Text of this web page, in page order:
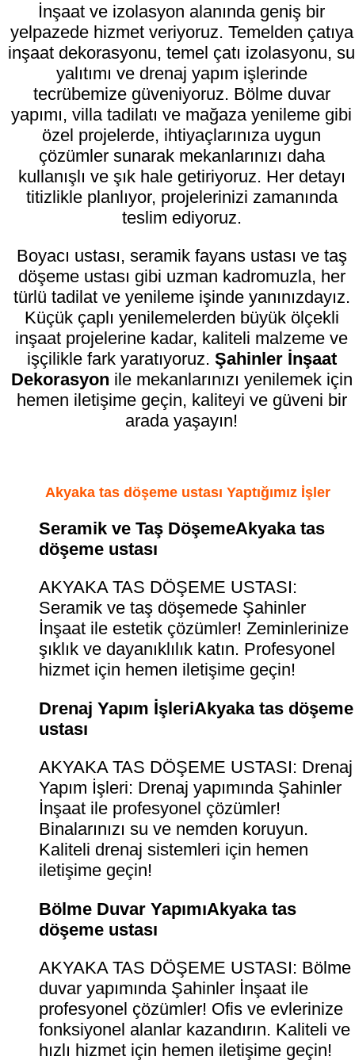
İnşaat ve izolasyon alanında geniş bir
yelpazede hizmet veriyoruz. Temelden çatıya
inşaat dekorasyonu, temel çatı izolasyonu, su
yalıtımı ve drenaj yapım işlerinde
tecrübemize güveniyoruz. Bölme duvar
yapımı, villa tadilatı ve mağaza yenileme gibi
özel projelerde, ihtiyaçlarınıza uygun
çözümler sunarak mekanlarınızı daha
kullanışlı ve şık hale getiriyoruz. Her detayı
titizlikle planlıyor, projelerinizi zamanında
teslim ediyoruz.
Boyacı ustası, seramik fayans ustası ve taş
döşeme ustası gibi uzman kadromuzla, her
türlü tadilat ve yenileme işinde yanınızdayız.
Küçük çaplı yenilemelerden büyük ölçekli
inşaat projelerine kadar, kaliteli malzeme ve
işçilikle fark yaratıyoruz. Şahinler İnşaat
Dekorasyon ile mekanlarınızı yenilemek için
hemen iletişime geçin, kaliteyi ve güveni bir
arada yaşayın!
Akyaka tas döşeme ustası Yaptığımız İşler
Seramik ve Taş DöşemeAkyaka tas
döşeme ustası
AKYAKA TAS DÖŞEME USTASI:
Seramik ve taş döşemede Şahinler
İnşaat ile estetik çözümler! Zeminlerinize
şıklık ve dayanıklılık katın. Profesyonel
hizmet için hemen iletişime geçin!
Drenaj Yapım İşleriAkyaka tas döşeme
ustası
AKYAKA TAS DÖŞEME USTASI: Drenaj
Yapım İşleri: Drenaj yapımında Şahinler
İnşaat ile profesyonel çözümler!
Binalarınızı su ve nemden koruyun.
Kaliteli drenaj sistemleri için hemen
iletişime geçin!
Bölme Duvar YapımıAkyaka tas
döşeme ustası
AKYAKA TAS DÖŞEME USTASI: Bölme
duvar yapımında Şahinler İnşaat ile
profesyonel çözümler! Ofis ve evlerinize
fonksiyonel alanlar kazandırın. Kaliteli ve
hızlı hizmet için hemen iletişime geçin!